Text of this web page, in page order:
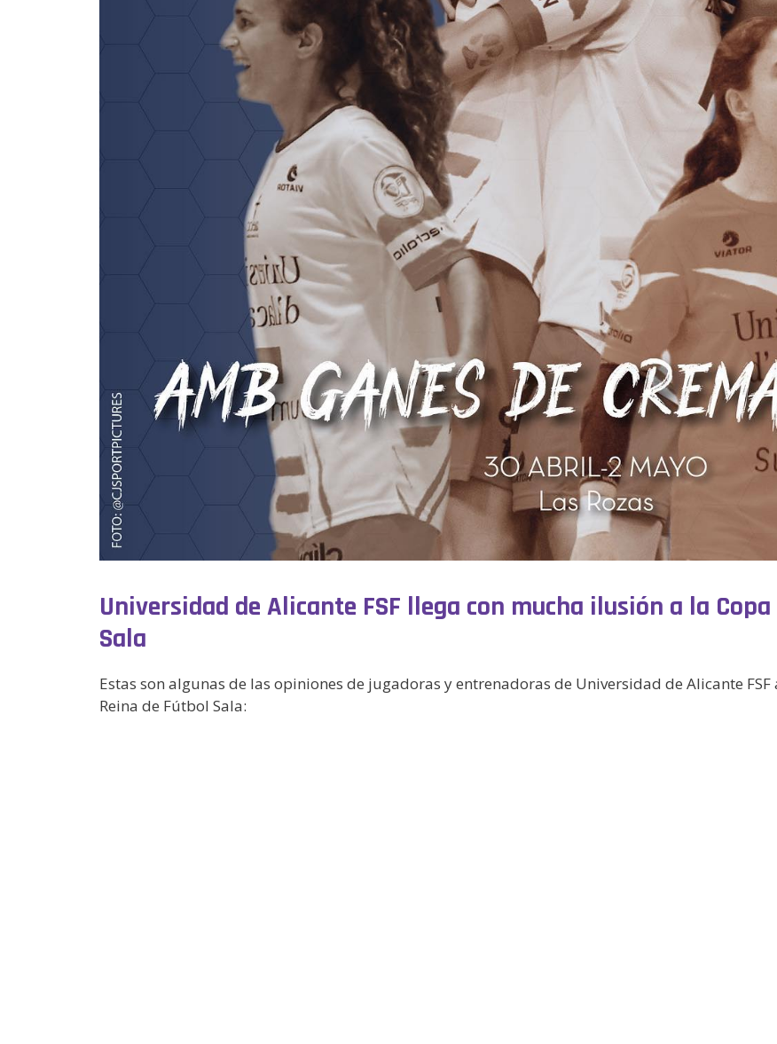
Universidad de Alicante FSF llega con mucha ilusión a la Copa
Sala
Estas son algunas de las opiniones de jugadoras y entrenadoras de Universidad de Alicante
Reina de Fútbol Sala: